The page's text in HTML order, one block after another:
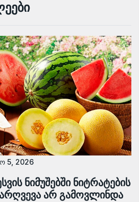
5, 2026
ნიმუშებში ნიტრატების
არ გამოვლინდა